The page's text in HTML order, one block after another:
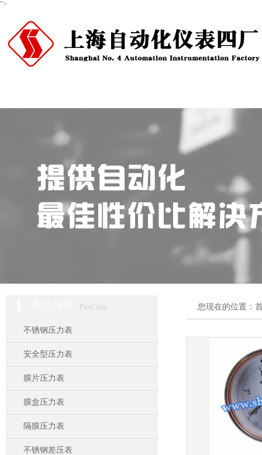
">
ProClass
不锈钢压力表
安全型压力表
膜片压力表
膜盒压力表
隔膜压力表
不锈钢差压表
您现在的位置：